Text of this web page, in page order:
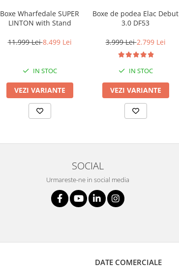
Boxe Wharfedale SUPER
LINTON with Stand
11.999 Lei8.499 Lei
IN STOC
VEZI VARIANTE
Boxe de podea Elac Debut
3.0 DF53
3.999 Lei2.799 Lei
IN STOC
VEZI VARIANTE
SOCIAL
Urmareste-ne in social media
DATE COMERCIALE